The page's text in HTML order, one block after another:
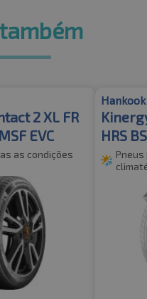
2 XL FR
EVC
as condições
Hankook
HRS
Pneus